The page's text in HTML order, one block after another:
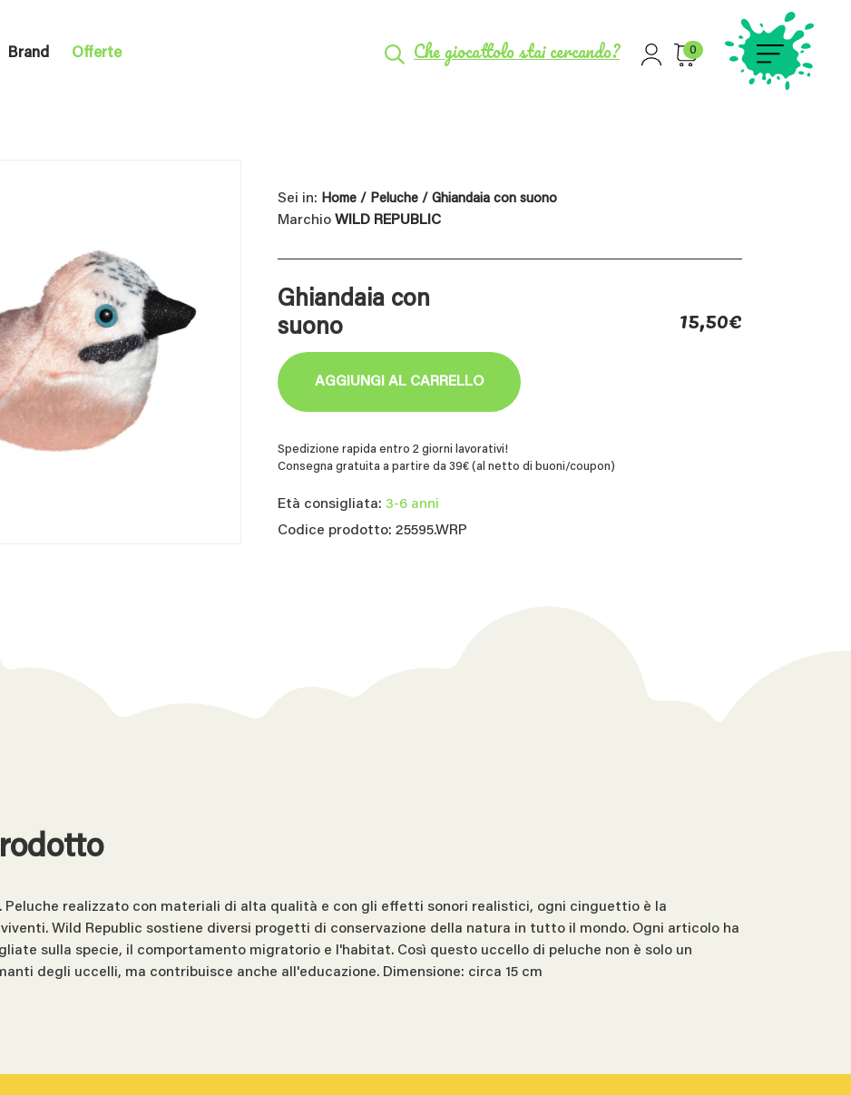
Brand Offerte Che giocattolo stai cercando? 0
Sei in: Home / Peluche / Ghiandaia con suono
Marchio WILD REPUBLIC
Ghiandaia con
suono
15,50€
AGGIUNGI AL CARRELLO
Spedizione rapida entro 2 giorni lavorativi!
Consegna gratuita a partire da 39€ (al netto di buoni/coupon)
Età consigliata: 3-6 anni
Codice prodotto: 25595.WRP
Peluche realizzato con materiali di alta qualità e con gli effetti sonori realistici, ogni cinguettio è la
Wild Republic sostiene diversi progetti di conservazione della natura in tutto il mondo. Ogni articolo ha
sulla specie, il comportamento migratorio e l'habitat. Così questo uccello di peluche non è solo un
degli uccelli, ma contribuisce anche all'educazione. Dimensione: circa 15 cm